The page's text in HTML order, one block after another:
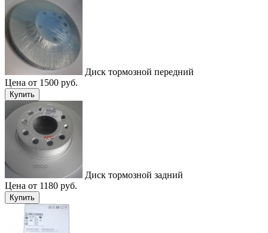
Диск тормозной передний
Цена от 1500 руб.
Купить
Диск тормозной задний
Цена от 1180 руб.
Купить